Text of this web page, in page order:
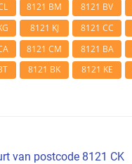
8121 BM 8121 BV
8121 KJ 8121 CC
8121 CM 8121 BA
8121 BK 8121 KE
van postcode 8121 CK